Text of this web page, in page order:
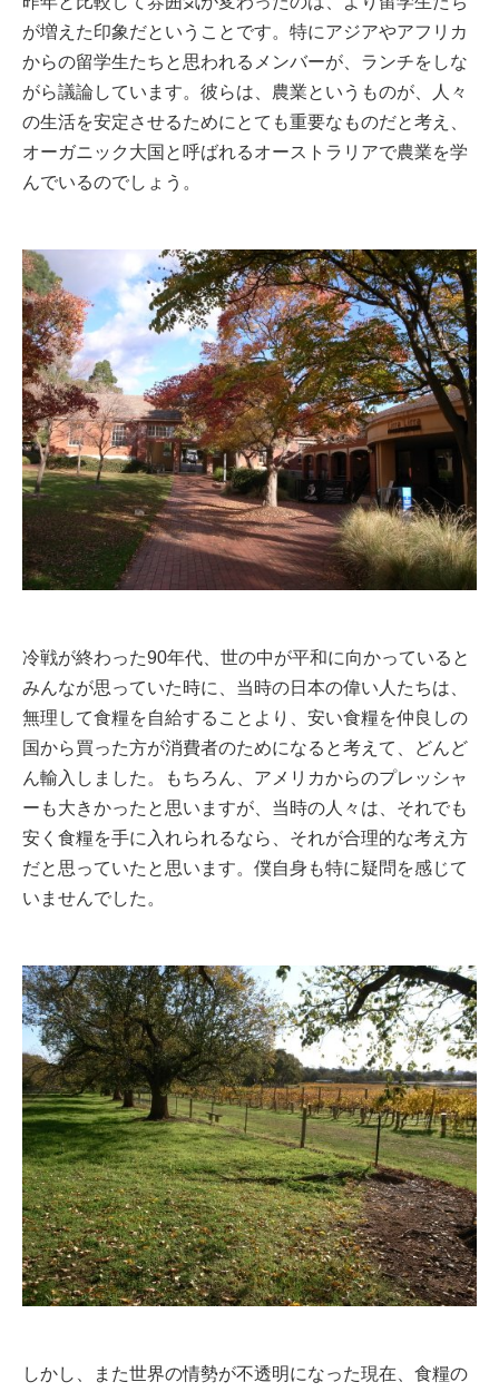
が増えた印象だということです。特にアジアやアフリカ
からの留学生たちと思われるメンバーが、ランチをしな
がら議論しています。彼らは、農業というものが、人々
の生活を安定させるためにとても重要なものだと考え、
オーガニック大国と呼ばれるオーストラリアで農業を学
んでいるのでしょう。
冷戦が終わった90年代、世の中が平和に向かっていると
みんなが思っていた時に、当時の日本の偉い人たちは、
無理して食糧を自給することより、安い食糧を仲良しの
国から買った方が消費者のためになると考えて、どんど
ん輸入しました。もちろん、アメリカからのプレッシャ
ーも大きかったと思いますが、当時の人々は、それでも
安く食糧を手に入れられるなら、それが合理的な考え方
だと思っていたと思います。僕自身も特に疑問を感じて
いませんでした。
しかし、また世界の情勢が不透明になった現在、食糧の